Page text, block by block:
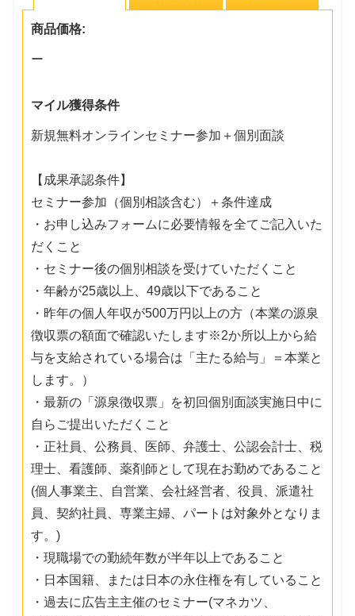
商品価格:
ー
マイル獲得条件
新規無料オンラインセミナー参加＋個別面談
【成果承認条件】
セミナー参加（個別相談含む）＋条件達成
・お申し込みフォームに必要情報を全てご記入いた
だくこと
・セミナー後の個別相談を受けていただくこと
・年齢が25歳以上、49歳以下であること
・昨年の個人年収が500万円以上の方（本業の源泉
徴収票の額面で確認いたします※2か所以上から給
与を支給されている場合は「主たる給与」＝本業と
します。）
・最新の「源泉徴収票」を初回個別面談実施日中に
自らご提出いただくこと
・正社員、公務員、医師、弁護士、公認会計士、税
理士、看護師、薬剤師として現在お勤めであること
(個人事業主、自営業、会社経営者、役員、派遣社
員、契約社員、専業主婦、パートは対象外となりま
す。)
・現職場での勤続年数が半年以上であること
・日本国籍、または日本の永住権を有していること
・過去に広告主主催のセミナー(マネカツ、